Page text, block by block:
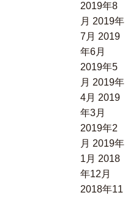
2019年8
月 2019年
7月 2019
年6月
2019年5
月 2019年
4月 2019
年3月
2019年2
月 2019年
1月 2018
年12月
2018年11